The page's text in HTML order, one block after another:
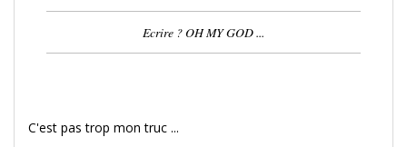
Ecrire ? OH MY GOD ...
C'est pas trop mon truc ...